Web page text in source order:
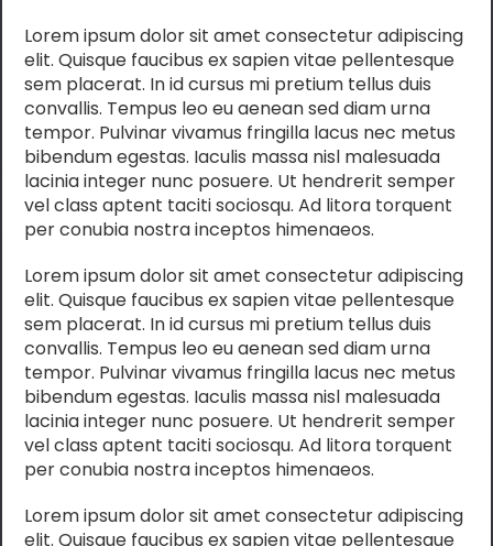
Lorem ipsum dolor sit amet consectetur adipiscing
elit. Quisque faucibus ex sapien vitae pellentesque
sem placerat. In id cursus mi pretium tellus duis
convallis. Tempus leo eu aenean sed diam urna
tempor. Pulvinar vivamus fringilla lacus nec metus
bibendum egestas. Iaculis massa nisl malesuada
lacinia integer nunc posuere. Ut hendrerit semper
vel class aptent taciti sociosqu. Ad litora torquent
per conubia nostra inceptos himenaeos.
Lorem ipsum dolor sit amet consectetur adipiscing
elit. Quisque faucibus ex sapien vitae pellentesque
sem placerat. In id cursus mi pretium tellus duis
convallis. Tempus leo eu aenean sed diam urna
tempor. Pulvinar vivamus fringilla lacus nec metus
bibendum egestas. Iaculis massa nisl malesuada
lacinia integer nunc posuere. Ut hendrerit semper
vel class aptent taciti sociosqu. Ad litora torquent
per conubia nostra inceptos himenaeos.
Lorem ipsum dolor sit amet consectetur adipiscing
elit. Quisque faucibus ex sapien vitae pellentesque